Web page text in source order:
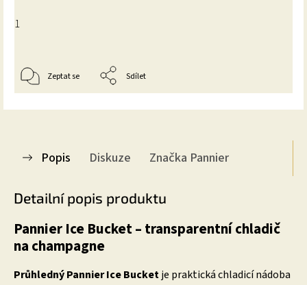
1
Zeptat se Sdílet
Popis Diskuze Značka Pannier
Detailní popis produktu
Pannier Ice Bucket – transparentní chladič
na champagne
Průhledný Pannier Ice Bucketje praktická chladicí nádoba